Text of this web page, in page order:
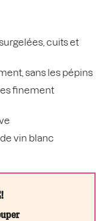
cuits et
sans les pépins
finement
vin blanc